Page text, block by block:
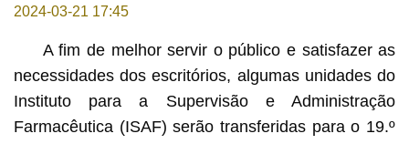
2024-03-21 17:45
A fim de melhor servir o público e satisfazer as
necessidades dos escritórios, algumas unidades do
Instituto para a Supervisão e Administração
Farmacêutica (ISAF) serão transferidas para o 19.º